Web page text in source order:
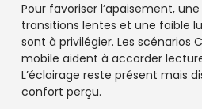
Pour favoriser l’apaisement,
transitions lentes et une faible
sont à privilégier. Les scénarios
mobile aident à accorder
L’éclairage reste présent mais
confort perçu.